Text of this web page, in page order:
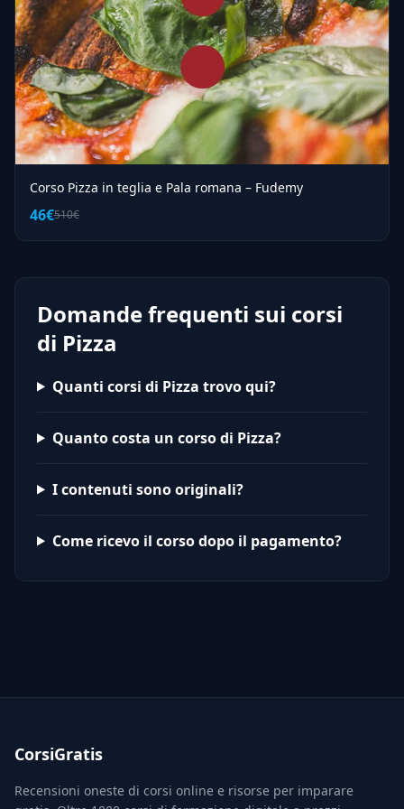
Corso Pizza in teglia e Pala romana – Fudemy
46€510€
Domande frequenti sui corsi
di Pizza
Quanti corsi di Pizza trovo qui?
Quanto costa un corso di Pizza?
I contenuti sono originali?
Come ricevo il corso dopo il pagamento?
CorsiGratis
Recensioni oneste di corsi online e risorse per imparare